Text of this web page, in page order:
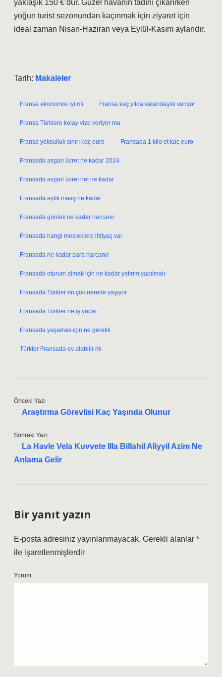
yaklaşık 150 €’dur. Güzel havanın tadını çıkarırken
yoğun turist sezonundan kaçınmak için ziyaret için
ideal zaman Nisan-Haziran veya Eylül-Kasım aylarıdır.
Tarih: Makaleler
Fransa ekonomisi iyi mi Fransa kaç yılda vatandaşlık veriyor
Fransa Türklere kolay vize veriyor mu
Fransa yoksulluk sınırı kaç euro Fransada 1 kilo et kaç euro
Fransada asgari ücret ne kadar 2024
Fransada asgari ücret net ne kadar
Fransada aylık maaş ne kadar
Fransada günlük ne kadar harcanır
Fransada hangi mesleklere ihtiyaç var
Fransada ne kadar para harcanır
Fransada oturum almak için ne kadar yatırım yapılmalı
Fransada Türkler en çok nerede yaşıyor
Fransada Türkler ne iş yapar
Fransada yaşamak için ne gerekli
Türkler Fransada ev alabilir mi
Önceki Yazı
Araştırma Görevlisi Kaç Yaşında Olunur
Sonraki Yazı
La Havle Vela Kuvvete Illa Billahil Aliyyil Azim Ne
Anlama Gelir
Bir yanıt yazın
E-posta adresiniz yayınlanmayacak. Gerekli alanlar *
ile işaretlenmişlerdir
Yorum